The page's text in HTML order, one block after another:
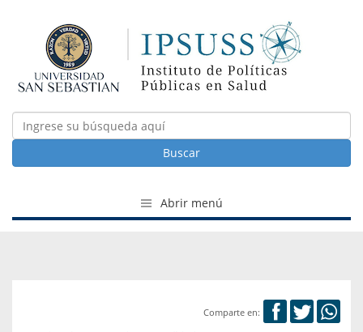
Buscar
Abrir menú
Comparte en: